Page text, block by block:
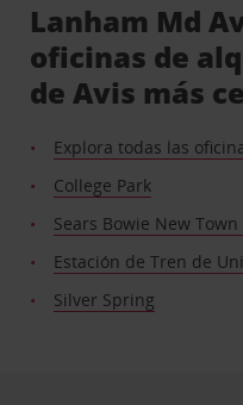
Lanham Md
oficinas de
de Avis más
Explora todas las
College Park
Sears Bowie New
Estación de Tren de
Silver Spring